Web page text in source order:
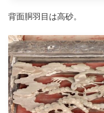
背面胴羽目は高砂。